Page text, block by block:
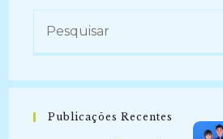
Publicações Recentes